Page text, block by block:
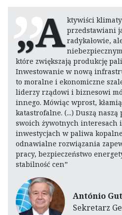
„A ktywiści
przedstawiani
radykałowie,
które zwiększają produkcję
Inwestowanie w nową
to moralne i ekonomiczne
liderzy rządowi i biznesowi
innego. Mówiąc wprost,
katastrofalne. (...) Duszą
swoich żywotnych interesach
inwestycjach w paliwa
odnawialne rozwiązania
pracy, bezpieczeństwo
stabilność cen”
António
Sekretarz